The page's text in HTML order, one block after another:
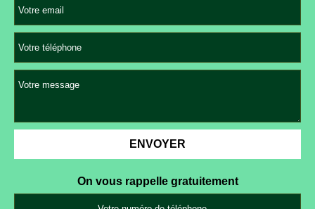
On vous rappelle gratuitement